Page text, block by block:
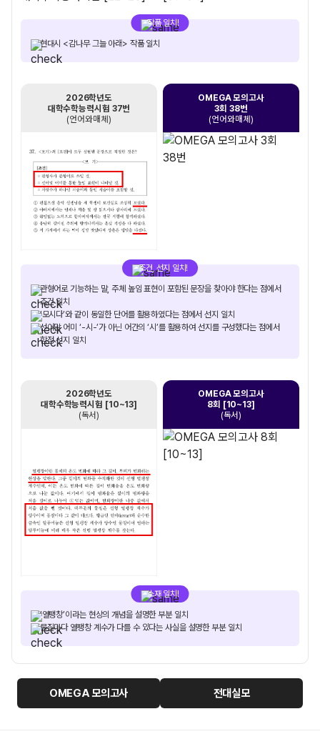
현대시 <감나무 그늘 아래> 작품 일치
작품 일치!
2026학년도
대학수학능력시험 37번
(언어와매체)
OMEGA 모의고사
3회 38번
(언어와매체)
관형어로 기능하는 말, 주체 높임 표현이 포함된 문장을 찾아야 한다는 점에서
조건 일치
‘모시다’와 같이 동일한 단어를 활용하였다는 점에서 선지 일치
선어말 어미 ‘-시-’가 아닌 어간의 ‘시’를 활용하여 선지를 구성했다는 점에서
함정 선지 일치
조건, 선지 일치!
2026학년도
대학수학능력시험 [10~13]
(독서)
OMEGA 모의고사
8회 [10~13]
(독서)
‘열팽창’이라는 현상의 개념을 설명한 부분 일치
물질마다 열팽창 계수가 다를 수 있다는 사실을 설명한 부분 일치
소재 일치!
OMEGA모의고사 전대실모